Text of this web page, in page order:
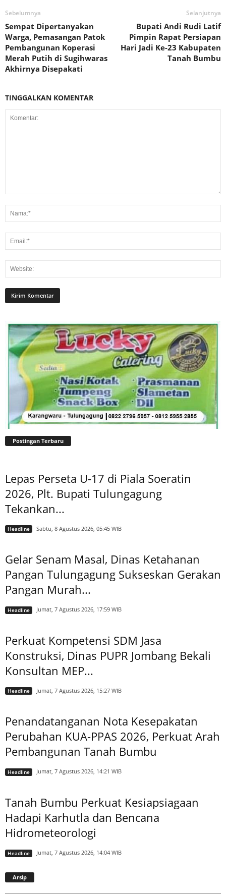
Sebelumnya
Sempat Dipertanyakan
Warga, Pemasangan Patok
Pembangunan Koperasi
Merah Putih di Sugihwaras
Akhirnya Disepakati
Selanjutnya
Bupati Andi Rudi Latif
Pimpin Rapat Persiapan
Hari Jadi Ke-23 Kabupaten
Tanah Bumbu
TINGGALKAN KOMENTAR
Postingan Terbaru
Lepas Perseta U-17 di Piala Soeratin
2026, Plt. Bupati Tulungagung
Tekankan...
Headline Sabtu, 8 Agustus 2026, 05:45 WIB
Gelar Senam Masal, Dinas Ketahanan
Pangan Tulungagung Sukseskan Gerakan
Pangan Murah...
Headline Jumat, 7 Agustus 2026, 17:59 WIB
Perkuat Kompetensi SDM Jasa
Konstruksi, Dinas PUPR Jombang Bekali
Konsultan MEP...
Headline Jumat, 7 Agustus 2026, 15:27 WIB
Penandatanganan Nota Kesepakatan
Perubahan KUA-PPAS 2026, Perkuat Arah
Pembangunan Tanah Bumbu
Headline Jumat, 7 Agustus 2026, 14:21 WIB
Tanah Bumbu Perkuat Kesiapsiagaan
Hadapi Karhutla dan Bencana
Hidrometeorologi
Headline Jumat, 7 Agustus 2026, 14:04 WIB
Arsip